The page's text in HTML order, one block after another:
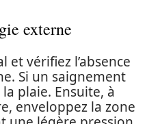
externe
et vérifiez l’absence
Si un saignement
plaie. Ensuite, à
enveloppez la zone